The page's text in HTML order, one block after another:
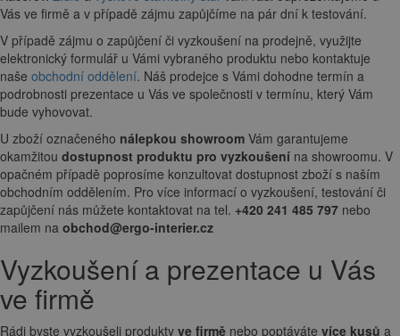
Vás ve firmě a v případě zájmu zapůjčíme na pár dní k testování.
V případě zájmu o zapůjčení či vyzkoušení na prodejně, využijte
elektronický formulář u Vámi vybraného produktu nebo kontaktuje
naše obchodní oddělení. Náš prodejce s Vámi dohodne termín a
podrobnosti prezentace u Vás ve společnosti v termínu, který Vám
bude vyhovovat.
U zboží označeného nálepkou showroom Vám garantujeme
okamžitou dostupnost produktu pro vyzkoušení na showroomu. V
opačném případě poprosíme konzultovat dostupnost zboží s naším
obchodním oddělením. Pro více informací o vyzkoušení, testování či
zapůjčení nás můžete kontaktovat na tel. +420 241 485 797 nebo
mailem na obchod@ergo-interier.cz
Vyzkoušení a prezentace u Vás
ve firmě
Rádi byste vyzkoušeli produkty ve firmě nebo poptáváte více kusů a